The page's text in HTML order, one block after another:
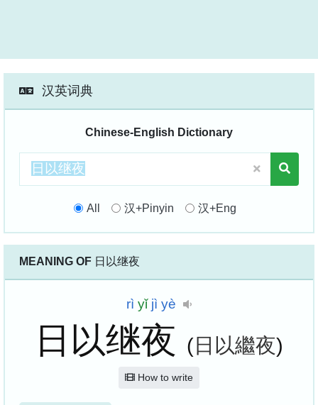
汉英词典
Chinese-English Dictionary
All 汉+Pinyin 汉+Eng
MEANING OF 日以继夜
rì yǐ jì yè
日以继夜 (日以繼夜)
How to write